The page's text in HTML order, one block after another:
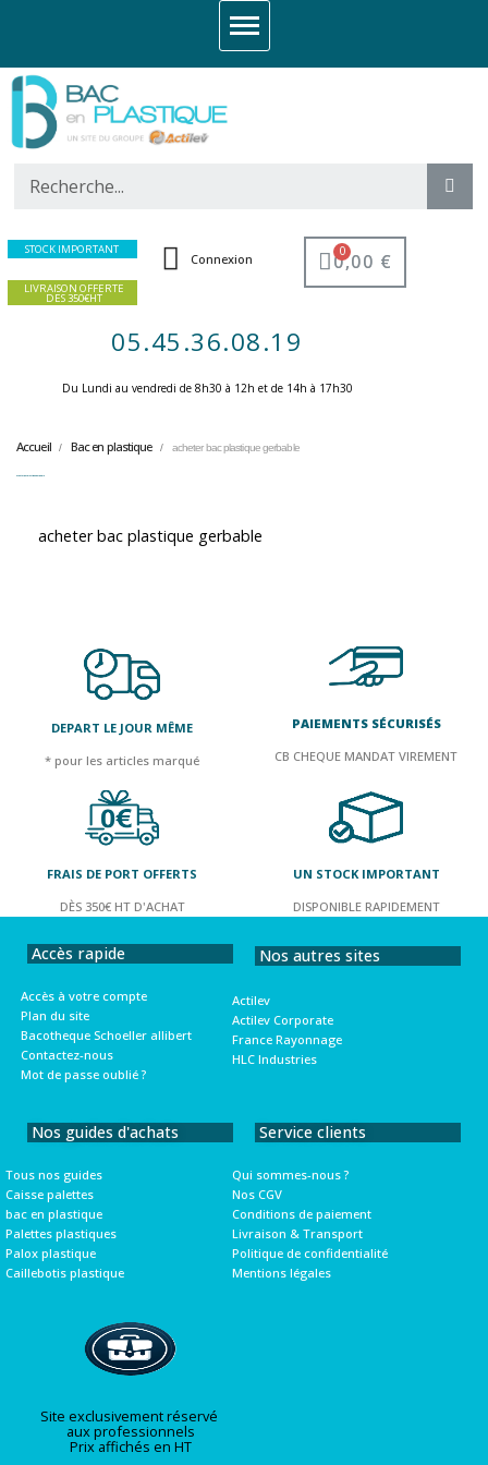
STOCK IMPORTANT
LIVRAISON OFFERTE
DES 350€HT
Connexion 0,00 €
05.45.36.08.19
Du Lundi au vendredi de 8h30 à 12h et de 14h à 17h30 ​
Accueil Bac en plastique acheter bac plastique gerbable
acheter bac plastique gerbable
DEPART LE JOUR MÊME
* pour les articles marqué
PAIEMENTS SÉCURISÉS
CB CHEQUE MANDAT VIREMENT
FRAIS DE PORT OFFERTS
DÈS 350€ HT D'ACHAT
UN STOCK IMPORTANT
DISPONIBLE RAPIDEMENT
Accès rapide
Accès à votre compte
Plan du site
Bacotheque Schoeller allibert
Contactez-nous
Mot de passe oublié ?
Nos autres sites
Actilev
Actilev Corporate
France Rayonnage
HLC Industries
Nos guides d'achats
Tous nos guides
Caisse palettes
bac en plastique
Palettes plastiques
Palox plastique
Caillebotis plastique
Service clients
Qui sommes-nous ?
Nos CGV
Conditions de paiement
Livraison & Transport
Politique de confidentialité
Mentions légales
Site exclusivement réservé
aux professionnels
Prix affichés en HT